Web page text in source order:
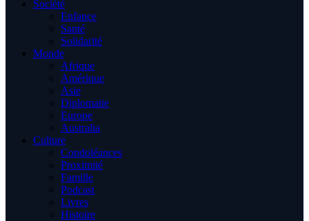
Société
Enfance
Santé
Solidarité
Monde
Afrique
Amérique
Asie
Diplomatie
Europe
Australia
Culture
Condoléances
Proximité
Famille
Podcast
Livres
Histoire